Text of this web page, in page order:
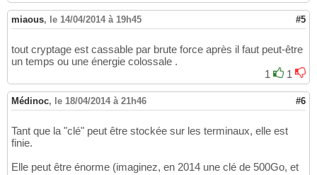
miaous, le 14/04/2014 à 19h45 #5
tout cryptage est cassable par brute force après il faut peut-être
un temps ou une énergie colossale .
1
1
Médinoc, le 18/04/2014 à 21h46 #6
Tant que la "clé" peut être stockée sur les terminaux, elle est
finie.
Elle peut être énorme (imaginez, en 2014 une clé de 500Go, et